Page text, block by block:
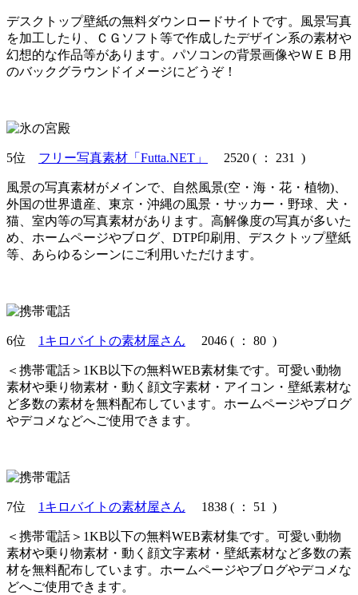
デスクトップ壁紙の無料ダウンロードサイトです。風景写真
を加工したり、ＣＧソフト等で作成したデザイン系の素材や
幻想的な作品等があります。パソコンの背景画像やＷＥＢ用
のバックグラウンドイメージにどうぞ！
5位 フリー写真素材「Futta.NET」 2520 ( ： 231 )
風景の写真素材がメインで、自然風景(空・海・花・植物)、
外国の世界遺産、東京・沖縄の風景・サッカー・野球、犬・
猫、室内等の写真素材があります。高解像度の写真が多いた
め、ホームページやブログ、DTP印刷用、デスクトップ壁紙
等、あらゆるシーンにご利用いただけます。
6位 1キロバイトの素材屋さん 2046 ( ： 80 )
＜携帯電話＞1KB以下の無料WEB素材集です。可愛い動物
素材や乗り物素材・動く顔文字素材・アイコン・壁紙素材な
ど多数の素材を無料配布しています。ホームページやブログ
やデコメなどへご使用できます。
7位 1キロバイトの素材屋さん 1838 ( ： 51 )
＜携帯電話＞1KB以下の無料WEB素材集です。可愛い動物
素材や乗り物素材・動く顔文字素材・壁紙素材など多数の素
材を無料配布しています。ホームページやブログやデコメな
どへご使用できます。